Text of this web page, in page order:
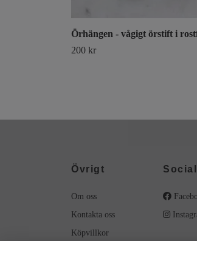
Örhängen - vågigt örstift i
200 kr
Övrigt
Om oss
Kontakta oss
Köpvillkor